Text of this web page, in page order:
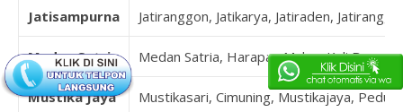
Jatisampurna Jatiranggon, Jatikarya, Jatiraden,
Medan Satria Medan Satria, Harapan Mulya, Kali Baru,
Mustika Jaya Mustikasari, Cimuning, Mustikajaya,